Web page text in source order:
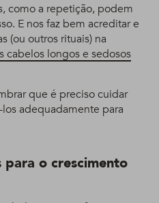
como a repetição, podem
E nos faz bem acreditar e
(ou outros rituais) na
cabelos longos e sedosos
que é preciso cuidar
adequadamente para
o crescimento